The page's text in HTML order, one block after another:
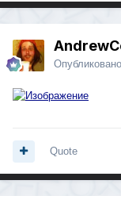
Опубликовано
Quote